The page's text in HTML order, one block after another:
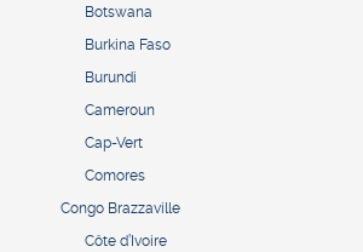
Botswana
Burkina Faso
Burundi
Cameroun
Cap-Vert
Comores
Congo Brazzaville
Côte d’Ivoire